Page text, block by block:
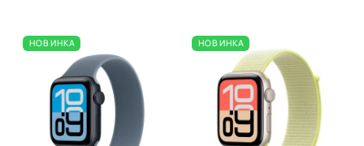
НОВИНКА НОВИНКА